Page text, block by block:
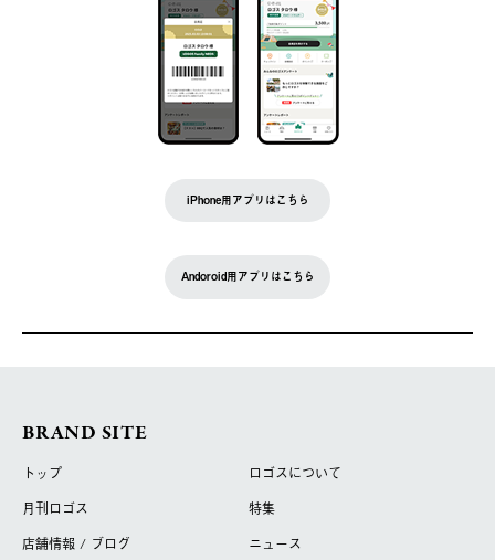
iPhone用アプリはこちら
Andoroid用アプリはこちら
BRAND SITE
トップ
ロゴスについて
月刊ロゴス
特集
店舗情報 / ブログ
ニュース